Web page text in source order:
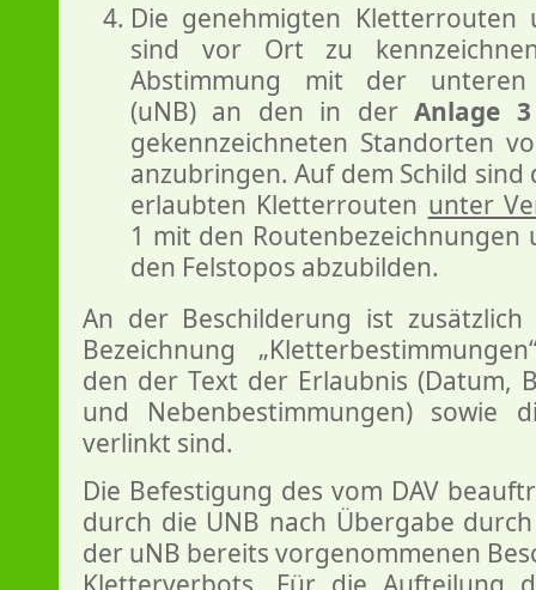
Die genehmigten Kletterrouten
sind vor Ort zu
Abstimmung mit der unteren
(uNB) an den in derAnlage 3
gekennzeichneten Standorten
anzubringen. Auf dem Schild
erlaubten Kletterrouten unter
1 mit den
den Felstopos abzubilden.
An der Beschilderung ist
Bezeichnung
den der Text der Erlaubnis (Datum,
und Nebenbestimmungen) sowie
verlinkt sind.
Die Befestigung des vom DAV
durch die UNB nach Übergabe
der uNB bereits vorgenommenen